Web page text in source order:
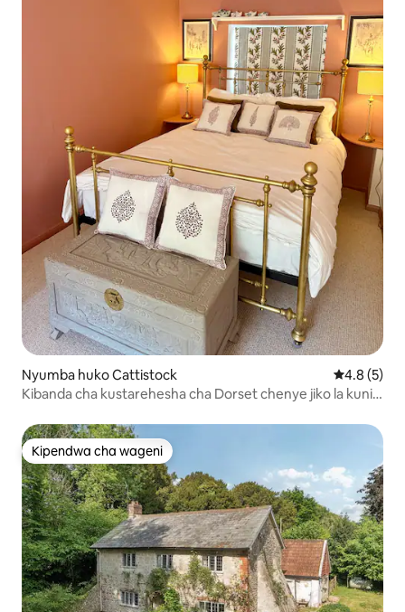
Nyumba huko Cattistock Ukadiriaji
4.8 (5)
Kibanda cha kustarehesha cha Dorset chenye jiko la kuni
Kipendwa cha wageni
Kipendwa cha wageni